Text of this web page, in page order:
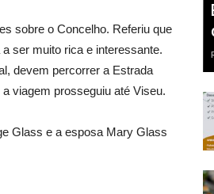
sobre o Concelho. Referiu que
ser muito rica e interessante.
devem percorrer a Estrada
viagem prosseguiu até Viseu.
Glass e a esposa Mary Glass